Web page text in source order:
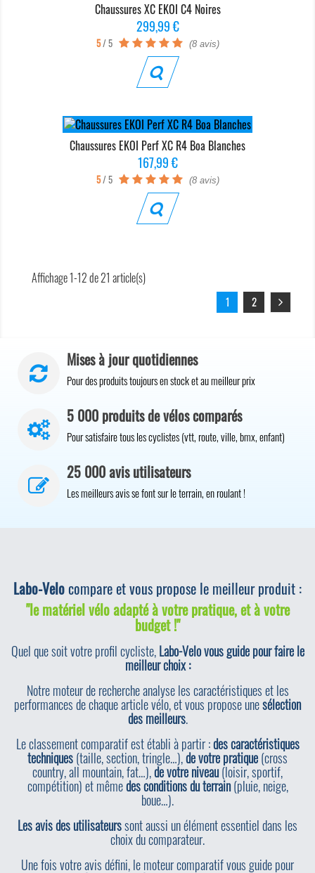
Chaussures XC EKOI C4 Noires
Prix
299,99 €
5/ 5 (8 avis)
Chaussures EKOI Perf XC R4 Boa Blanches
Prix
167,99 €
5/ 5 (8 avis)
Affichage 1-12 de 21 article(s)
1 2
Mises à jour quotidiennes
Pour des produits toujours en stock et au meilleur prix
5 000 produits de vélos comparés
Pour satisfaire tous les cyclistes (vtt, route, ville, bmx, enfant)
25 000 avis utilisateurs
Les meilleurs avis se font sur le terrain, en roulant !
Labo-Velocompare et vous propose le meilleur produit :
"le matériel vélo adapté à votre pratique, et à votre
budget !"
Quel que soit votre profil cycliste,Labo-Velo vous guide pour faire le
meilleur choix :
Notre moteur de recherche analyse les caractéristiques et les
performances de chaque article vélo, et vous propose unesélection
des meilleurs.
Le classement comparatif est établi à partir :des caractéristiques
techniques(taille, section, tringle…),de votre pratique(cross
country, all mountain, fat…),de votre niveau(loisir, sportif,
compétition) et mêmedes conditions du terrain(pluie, neige,
boue…).
Les avis des utilisateurssont aussi un élément essentiel dans les
choix du comparateur.
Une fois votre avis défini, le moteur comparatif vous guide pour